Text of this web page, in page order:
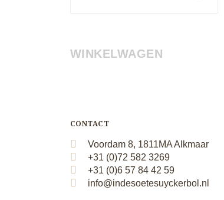
WINKELWAGEN
CONTACT
Voordam 8, 1811MA Alkmaar
+31 (0)72 582 3269
+31 (0)6 57 84 42 59
info@indesoetesuyckerbol.nl